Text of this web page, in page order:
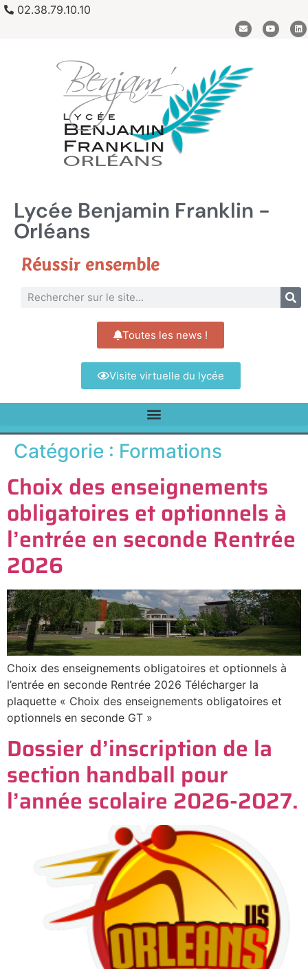
02.38.79.10.10
Lycée Benjamin Franklin -
Orléans
Réussir ensemble
Toutes les news !
Visite virtuelle du lycée
Catégorie : Formations
Choix des enseignements
obligatoires et optionnels à
l’entrée en seconde Rentrée
2026
Choix des enseignements obligatoires et optionnels à
l’entrée en seconde Rentrée 2026 Télécharger la
plaquette « Choix des enseignements obligatoires et
optionnels en seconde GT »
Dossier d’inscription de la
section handball pour
l’année scolaire 2026-2027.